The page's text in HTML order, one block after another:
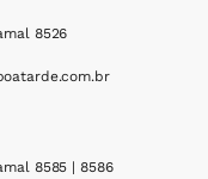
8526
8585 | 8586